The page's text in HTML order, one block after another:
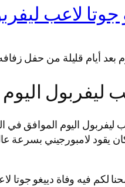
جوتا لاعب
بعد أيام قليلة من
ليفربول اليوم
يقود لامبورجيني بسرعة
لكم فيه وفاة دييغو جوتا